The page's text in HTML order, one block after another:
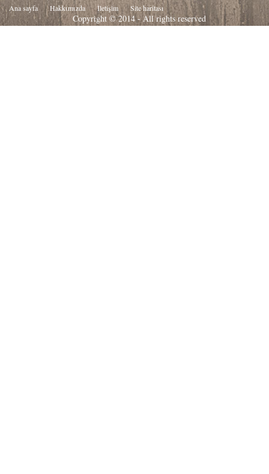
Ana sayfa Hakkιmιzda İletişim Site haritası
Copyright © 2014 - All rights reserved